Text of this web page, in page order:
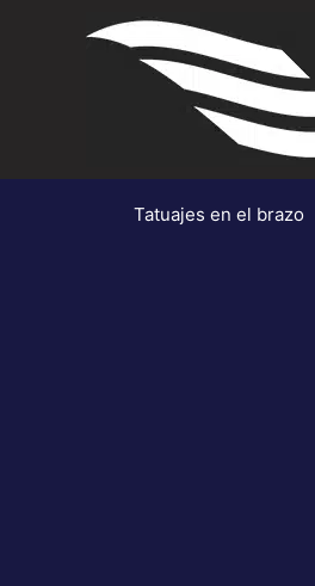
Tatuajes en el brazo